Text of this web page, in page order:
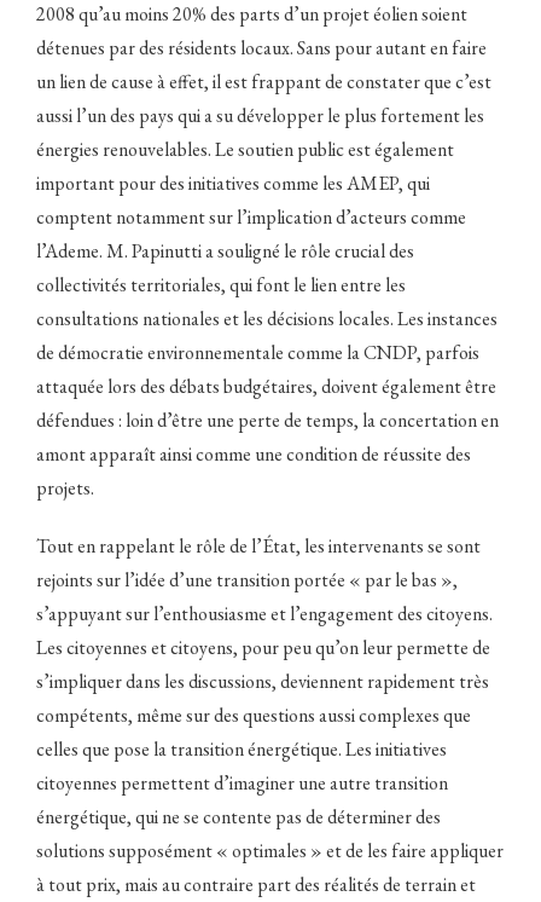
2008 qu’au moins 20% des parts d’un projet éolien soient
détenues par des résidents locaux. Sans pour autant en faire
un lien de cause à effet, il est frappant de constater que c’est
aussi l’un des pays qui a su développer le plus fortement les
énergies renouvelables. Le soutien public est également
important pour des initiatives comme les AMEP, qui
comptent notamment sur l’implication d’acteurs comme
l’Ademe. M. Papinutti a souligné le rôle crucial des
collectivités territoriales, qui font le lien entre les
consultations nationales et les décisions locales. Les instances
de démocratie environnementale comme la CNDP, parfois
attaquée lors des débats budgétaires, doivent également être
défendues : loin d’être une perte de temps, la concertation en
amont apparaît ainsi comme une condition de réussite des
projets.
Tout en rappelant le rôle de l’État, les intervenants se sont
rejoints sur l’idée d’une transition portée « par le bas »,
s’appuyant sur l’enthousiasme et l’engagement des citoyens.
Les citoyennes et citoyens, pour peu qu’on leur permette de
s’impliquer dans les discussions, deviennent rapidement très
compétents, même sur des questions aussi complexes que
celles que pose la transition énergétique. Les initiatives
citoyennes permettent d’imaginer une autre transition
énergétique, qui ne se contente pas de déterminer des
solutions supposément « optimales » et de les faire appliquer
à tout prix, mais au contraire part des réalités de terrain et